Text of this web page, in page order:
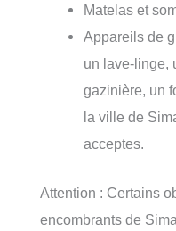
Matelas et
Appareils de
un lave-linge,
gazinière, un
la ville de
acceptes.
Attention : Certains
encombrants de